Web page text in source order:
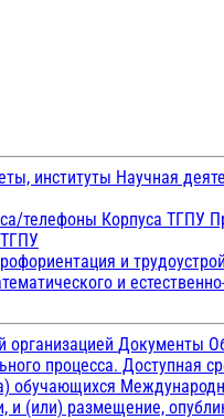
институты Научная
телефоны Корпуса ТГПУ
и
и
организацией Документы
процесса. Доступная
обучающихся
(или) размещение,